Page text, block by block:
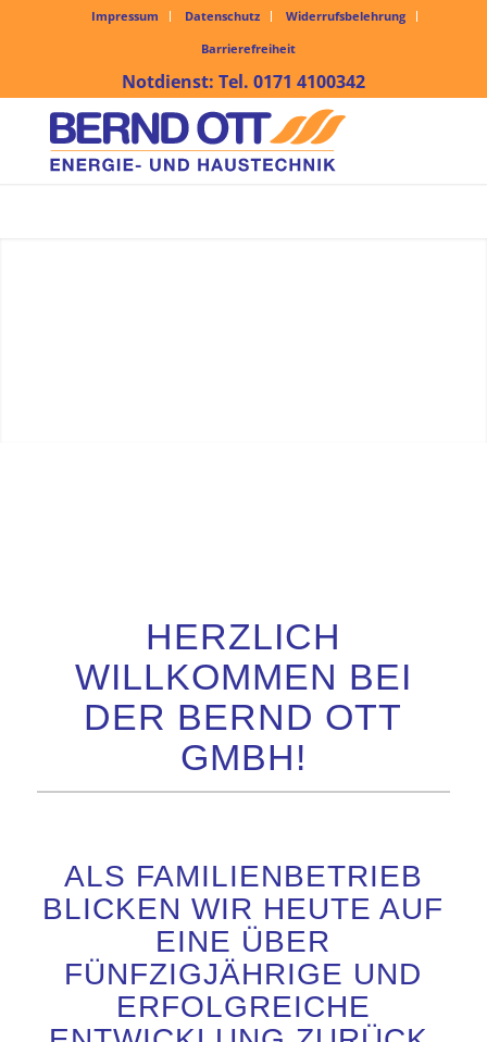
Impressum Datenschutz
Widerrufsbelehrung
Barrierefreiheit
Notdienst: Tel. 0171 4100342
HERZLICH
WILLKOMMEN BEI
DER BERND OTT
GMBH!
ALS FAMILIENBETRIEB
BLICKEN WIR HEUTE AUF
EINE ÜBER
FÜNFZIGJÄHRIGE UND
ERFOLGREICHE